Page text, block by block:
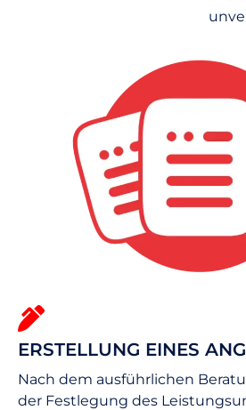
ERSTELLUNG EINES
Nach dem ausführlichen
der Festlegung des